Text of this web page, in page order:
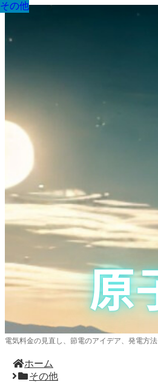
電気料金の見直し、節電のアイデア、発電方法
ホーム
その他
その他
その他
その他
その他
その他
その他
その他
その他
その他